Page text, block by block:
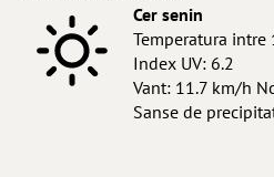
Cer senin
Temperatura intre
Index UV: 6.2
Vant: 11.7 km/h
Sanse de